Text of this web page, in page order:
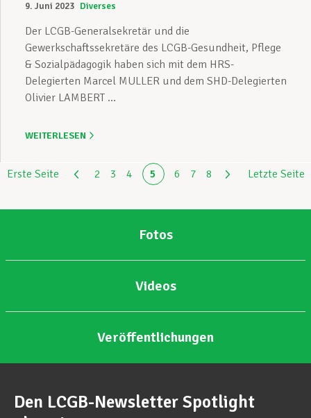
9. Juni 2023 Diverses
Der LCGB-Generalsekretär und die
Gewerkschaftssekretäre des LCGB-Gesundheit, Pflege
& Sozialpädagogik haben sich mit dem HRS-
Delegierten Marcel MULLER und dem SHD-Delegierten
Olivier LAMBERT ...
WEITERLESEN
Erste Seite 2 3 4 5 6 7 8 Letzte Seite
Fotos
Videos
Veröffentlichungen
Den LCGB-Newsletter Spotlight